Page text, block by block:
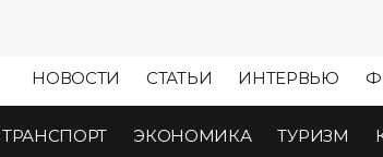
НОВОСТИ СТАТЬИ ИНТЕРВЬЮ
ТРАНСПОРТ ЭКОНОМИКА ТУРИЗМ